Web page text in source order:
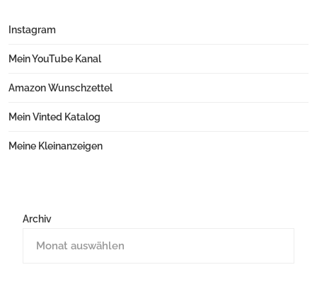
Instagram
Mein YouTube Kanal
Amazon Wunschzettel
Mein Vinted Katalog
Meine Kleinanzeigen
Archiv